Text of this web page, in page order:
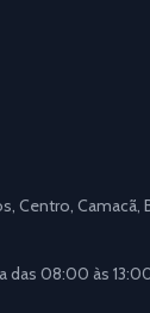
Centro,
das 08:00 às